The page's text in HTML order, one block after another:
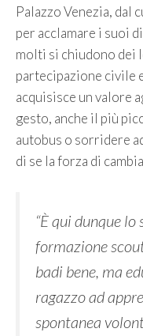
Palazzo Venezia, dal
per acclamare i suoi
molti si chiudono dei
partecipazione civile
acquisisce un valore
gesto, anche il più
autobus o sorridere
di se la forza di
“È qui dunque
formazione
badi bene, ma
ragazzo ad
spontanea